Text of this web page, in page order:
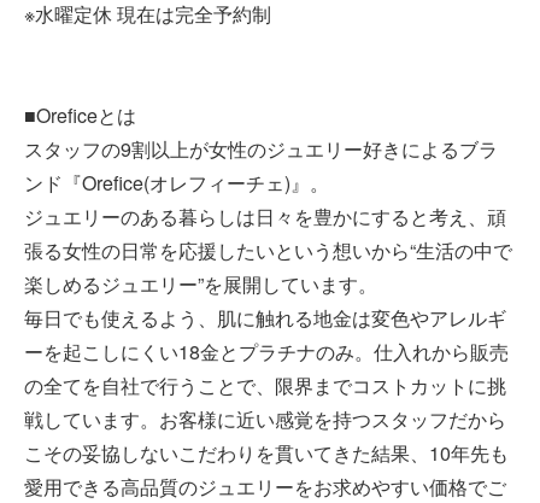
※水曜定休 現在は完全予約制
■Oreficeとは
スタッフの9割以上が女性のジュエリー好きによるブラ
ンド『Orefice(オレフィーチェ)』。
ジュエリーのある暮らしは日々を豊かにすると考え、頑
張る女性の日常を応援したいという想いから“生活の中で
楽しめるジュエリー”を展開しています。
毎日でも使えるよう、肌に触れる地金は変色やアレルギ
ーを起こしにくい18金とプラチナのみ。仕入れから販売
の全てを自社で行うことで、限界までコストカットに挑
戦しています。お客様に近い感覚を持つスタッフだから
こその妥協しないこだわりを貫いてきた結果、10年先も
愛用できる高品質のジュエリーをお求めやすい価格でご